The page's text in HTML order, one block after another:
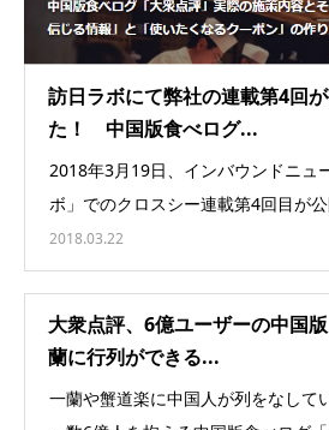
訪日ラボにて弊社の連載第4回
た！ 中国版食べログ...
2018年3月19日、インバウンドニュ
ボ」でのクロスシー連載第4回目が公
2018.03.22
大衆点評、6億ユーザーの中国
蘭に行列ができる...
一蘭や蟹道楽に中国人が列をなして